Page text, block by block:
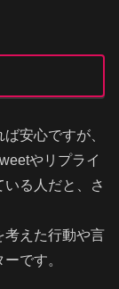
安心ですが、
やリプライ
る人だと、さ
考えた行動や言
です。